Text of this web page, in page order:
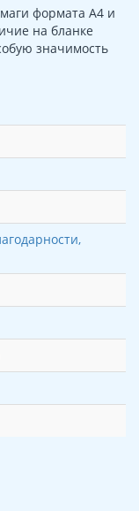
формата А4 и
на бланке
значимость